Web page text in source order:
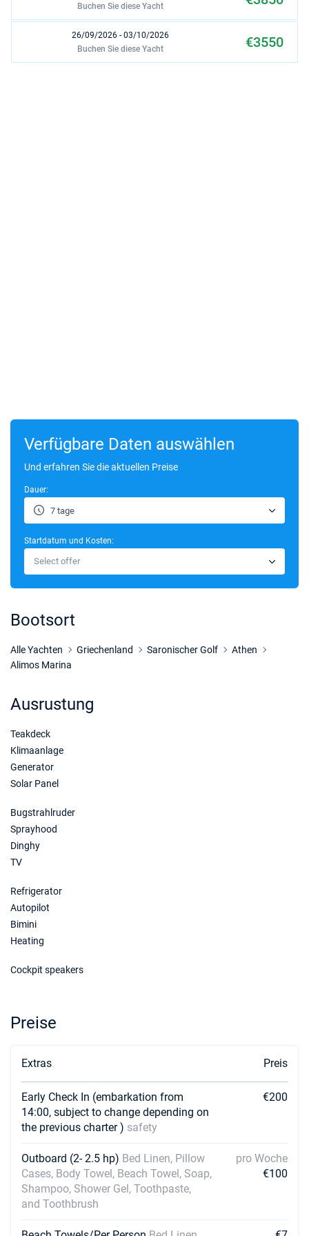
Buchen Sie diese Yacht
26/09/2026 - 03/10/2026 €3550
Buchen Sie diese Yacht
Verfügbare Daten auswählen
Und erfahren Sie die aktuellen Preise
Dauer:
7 tage
Startdatum und Kosten:
Select offer
Bootsort
Alle Yachten Griechenland Saronischer Golf
Athen
Alimos Marina
Ausrustung
Teakdeck
Klimaanlage
Generator
Solar Panel
Bugstrahlruder
Sprayhood
Dinghy
TV
Refrigerator
Autopilot
Bimini
Heating
Cockpit speakers
Preise
Extras Preis
Early Check In (embarkation from
14:00, subject to change depending on
the previous charter ) safety
€200
Outboard (2- 2.5 hp) Bed Linen, Pillow
Cases, Body Towel, Beach Towel, Soap,
Shampoo, Shower Gel, Toothpaste,
and Toothbrush
pro Woche
€100